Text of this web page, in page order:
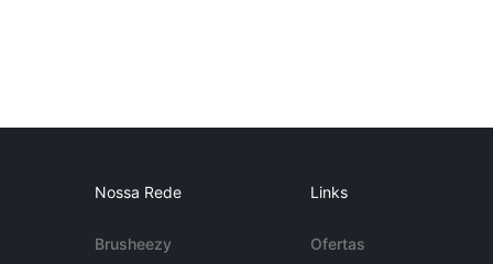
Nossa Rede
Brusheezy
Links
Ofertas